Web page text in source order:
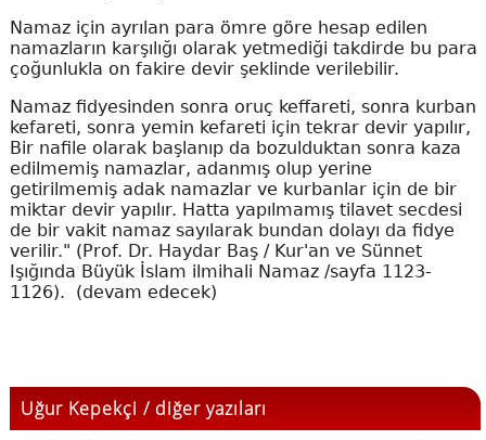
Namaz için ayrılan para ömre göre hesap edilen
namazların karşılığı olarak yetmediği takdirde bu para
çoğunlukla on fakire devir şeklinde verilebilir.
Namaz fidyesinden sonra oruç keffareti, sonra kurban
kefareti, sonra yemin kefareti için tekrar devir yapılır,
Bir nafile olarak başlanıp da bozulduktan sonra kaza
edilmemiş namazlar, adanmış olup yerine
getirilmemiş adak namazlar ve kurbanlar için de bir
miktar devir yapılır. Hatta yapılmamış tilavet secdesi
de bir vakit namaz sayılarak bundan dolayı da fidye
verilir." (Prof. Dr. Haydar Baş / Kur'an ve Sünnet
Işığında Büyük İslam ilmihali Namaz /sayfa 1123-
1126).
(devam edecek)
Uğur Kepekçi / diğer yazıları